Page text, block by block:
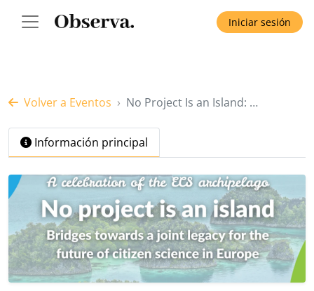
Iniciar sesión
Volver a Eventos No Project Is an Island: …
Información principal